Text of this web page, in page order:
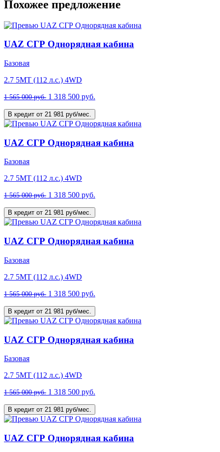
Похожее предложение
UAZ СГР Однорядная кабина
Базовая
2.7 5MT (112 л.с.) 4WD
1 565 000 руб. 1 318 500 руб.
В кредит от 21 981 руб/мес.
UAZ СГР Однорядная кабина
Базовая
2.7 5MT (112 л.с.) 4WD
1 565 000 руб. 1 318 500 руб.
В кредит от 21 981 руб/мес.
UAZ СГР Однорядная кабина
Базовая
2.7 5MT (112 л.с.) 4WD
1 565 000 руб. 1 318 500 руб.
В кредит от 21 981 руб/мес.
UAZ СГР Однорядная кабина
Базовая
2.7 5MT (112 л.с.) 4WD
1 565 000 руб. 1 318 500 руб.
В кредит от 21 981 руб/мес.
UAZ СГР Однорядная кабина